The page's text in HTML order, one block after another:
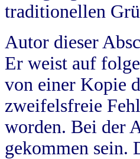
traditionellen
Autor dieser
Er weist auf
von einer Kopie
zweifelsfreie
worden. Bei der
gekommen sein.